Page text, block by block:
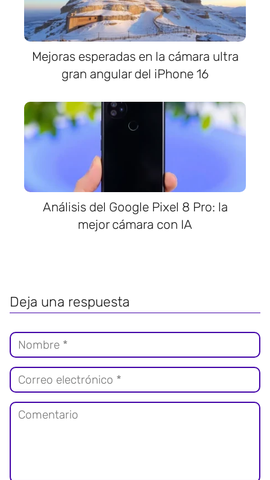
Mejoras esperadas en la cámara ultra
gran angular del iPhone 16
Análisis del Google Pixel 8 Pro: la
mejor cámara con IA
Deja una respuesta